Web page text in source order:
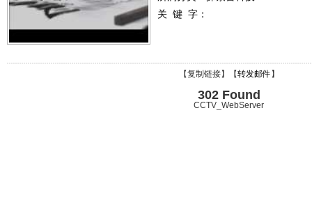
关 键 字：
【复制链接】【转发邮件 】
302 Found
CCTV_WebServer